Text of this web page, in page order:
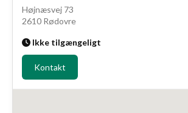
Højnæsvej 73
2610 Rødovre
Ikke tilgængeligt
Kontakt